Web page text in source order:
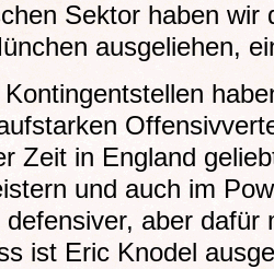
Sektor haben wir
ausgeliehen,
Zeit in England
und auch im
aber dafür
ist Eric Knodel